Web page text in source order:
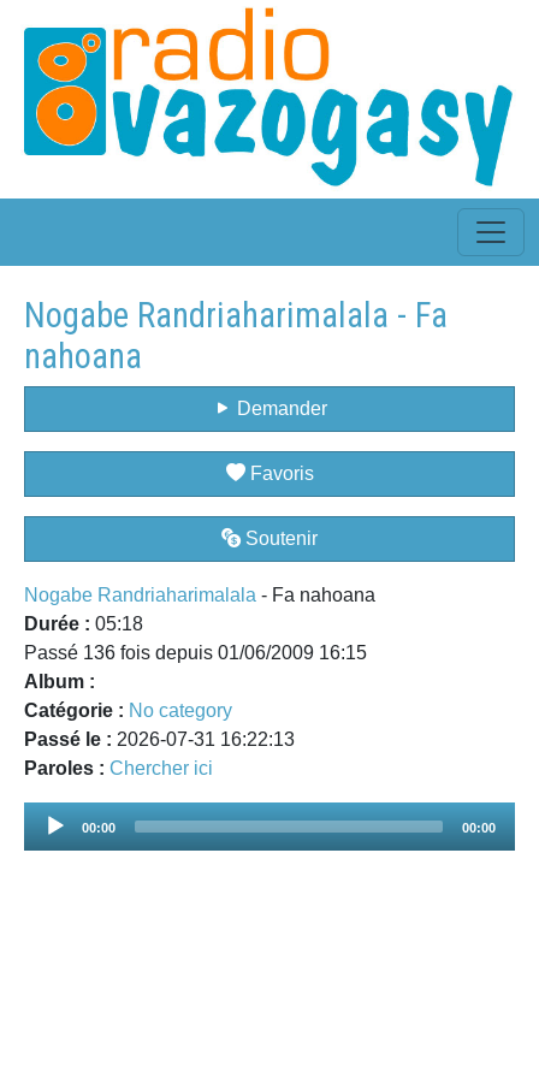
Nogabe Randriaharimalala - Fa
nahoana
Demander
Favoris
Soutenir
Nogabe Randriaharimalala - Fa nahoana
Durée : 05:18
Passé 136 fois depuis 01/06/2009 16:15
Album :
Catégorie : No category
Passé le : 2026-07-31 16:22:13
Paroles : Chercher ici
Audio
00:00 00:00